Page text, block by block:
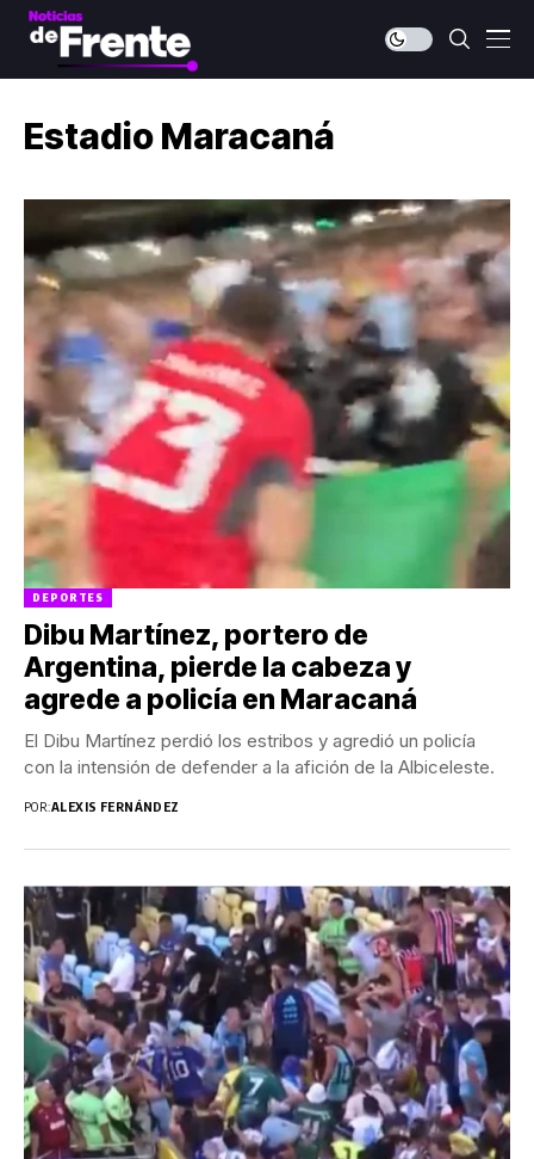
Estadio Maracaná
DEPORTES
Dibu Martínez, portero de
Argentina, pierde la cabeza y
agrede a policía en Maracaná
El Dibu Martínez perdió los estribos y agredió un policía
con la intensión de defender a la afición de la Albiceleste.
POR:ALEXIS FERNÁNDEZ